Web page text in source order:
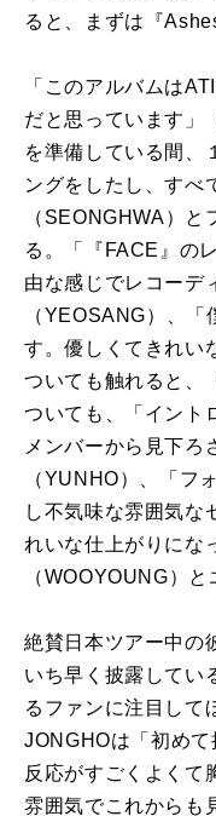
ると、まずは『
「このアルバムは
だと思っています」
を準備している間、
ングをしたし、すべ
（SEONGHWA）
る。「『FACE』の
由な感じでレコーデ
（YEOSANG）、
す。優しくてきれい
ついても触れると、
ついても、「イント
メンバーから見下ろ
（YUNHO）、「フ
し不気味な雰囲気な
れいな仕上がりにな
（WOOYOUNG）
絶賛日本ツアー中の
いち早く披露してい
るファンに注目して
JONGHOは「初め
反応がすごくよくて
雰囲気でこれからも